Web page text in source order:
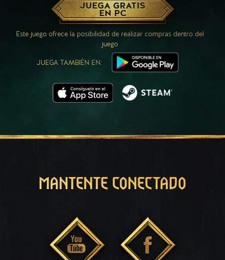
JUEGA GRATIS
EN PC
Este juego ofrece la posibilidad de realizar compras dentro del
juego
JUEGA TAMBIÉN EN:
MANTENTE CONECTADO